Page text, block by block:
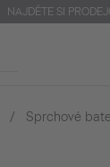
NAJDĚTE SI
Sprchové